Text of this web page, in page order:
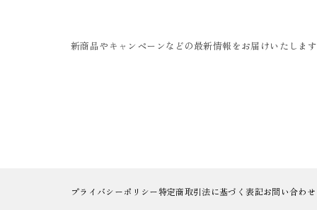
新商品やキャンペーンなどの最新情報をお届けいたしま
プライバシーポリシー特定商取引法に基づく表記お問い合わせ